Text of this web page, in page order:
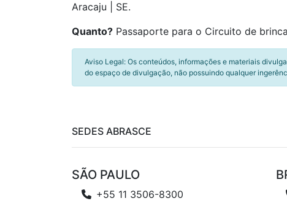
Aracaju | SE.
Quanto? Passaporte para o Circuito de
Aviso Legal: Os conteúdos, informações e materiais
do espaço de divulgação, não possuindo qualquer
SEDES ABRASCE
SÃO PAULO
+55 11 3506-8300